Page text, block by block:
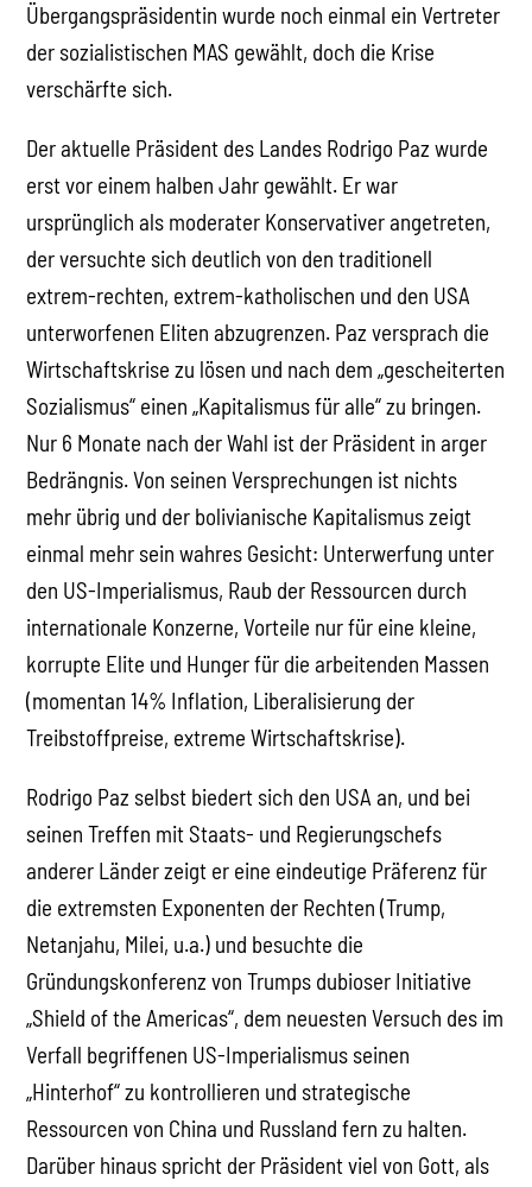
Übergangspräsidentin wurde noch einmal ein Vertreter
der sozialistischen MAS gewählt, doch die Krise
verschärfte sich.
Der aktuelle Präsident des Landes Rodrigo Paz wurde
erst vor einem halben Jahr gewählt. Er war
ursprünglich als moderater Konservativer angetreten,
der versuchte sich deutlich von den traditionell
extrem-rechten, extrem-katholischen und den USA
unterworfenen Eliten abzugrenzen. Paz versprach die
Wirtschaftskrise zu lösen und nach dem „gescheiterten
Sozialismus“ einen „Kapitalismus für alle“ zu bringen.
Nur 6 Monate nach der Wahl ist der Präsident in arger
Bedrängnis. Von seinen Versprechungen ist nichts
mehr übrig und der bolivianische Kapitalismus zeigt
einmal mehr sein wahres Gesicht: Unterwerfung unter
den US-Imperialismus, Raub der Ressourcen durch
internationale Konzerne, Vorteile nur für eine kleine,
korrupte Elite und Hunger für die arbeitenden Massen
(momentan 14% Inflation, Liberalisierung der
Treibstoffpreise, extreme Wirtschaftskrise).
Rodrigo Paz selbst biedert sich den USA an, und bei
seinen Treffen mit Staats- und Regierungschefs
anderer Länder zeigt er eine eindeutige Präferenz für
die extremsten Exponenten der Rechten (Trump,
Netanjahu, Milei, u.a.) und besuchte die
Gründungskonferenz von Trumps dubioser Initiative
„Shield of the Americas“, dem neuesten Versuch des im
Verfall begriffenen US-Imperialismus seinen
„Hinterhof“ zu kontrollieren und strategische
Ressourcen von China und Russland fern zu halten.
Darüber hinaus spricht der Präsident viel von Gott, als